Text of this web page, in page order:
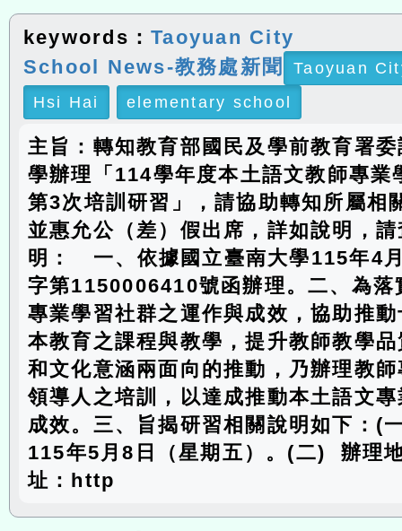
keywords：Taoyuan City
School News-教務處新聞
Taoyuan
Hsi Hai
elementary school
主旨：轉知教育部國民及學前教育署
學辦理「114學年度本土語文教師專業
第3次培訓研習」，請協助轉知所屬相
並惠允公（差）假出席，詳如說明，
明： 一、依據國立臺南大學115年4
字第1150006410號函辦理。二、為落
專業學習社群之運作與成效，協助推
本教育之課程與教學，提升教師教學
和文化意涵兩面向的推動，乃辦理教
領導人之培訓，以達成推動本土語文
成效。三、旨揭研習相關說明如下：(
115年5月8日（星期五）。(二) 辦理
址：http